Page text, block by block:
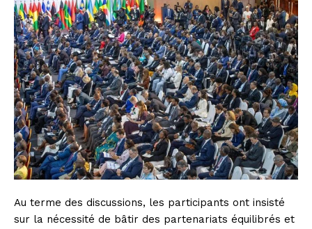
Au terme des discussions, les participants ont insisté
sur la nécessité de bâtir des partenariats équilibrés et